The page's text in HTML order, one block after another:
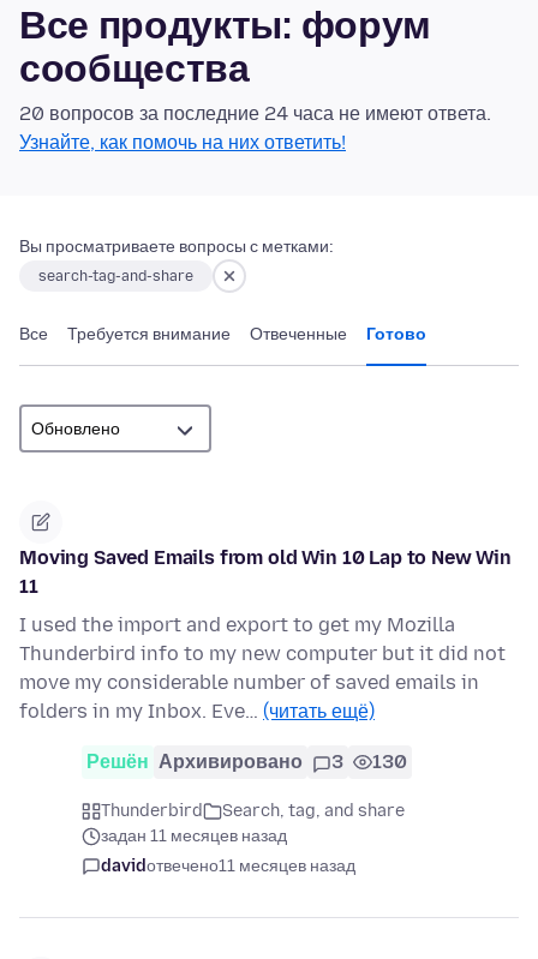
Все продукты: форум
сообщества
20 вопросов за последние 24 часа не имеют ответа.
Узнайте, как помочь на них ответить!
Вы просматриваете вопросы с метками:
search-tag-and-share
Все Требуется внимание Отвеченные Готово
Moving Saved Emails from old Win 10 Lap to New Win
11
I used the import and export to get my Mozilla
Thunderbird info to my new computer but it did not
move my considerable number of saved emails in
folders in my Inbox. Eve… (читать ещё)
Решён Архивировано 3 130
Thunderbird
Search, tag, and share
задан 11 месяцев назад
davidотвечено11 месяцев назад